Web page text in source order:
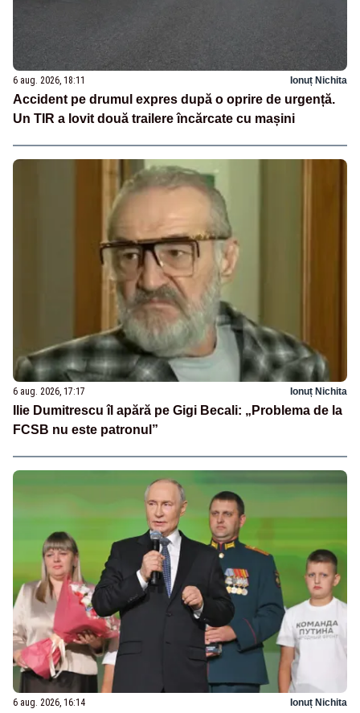
6 aug. 2026, 18:11 Ionuț Nichita
Accident pe drumul expres după o oprire de urgență.
Un TIR a lovit două trailere încărcate cu mașini
6 aug. 2026, 17:17 Ionuț Nichita
Ilie Dumitrescu îl apără pe Gigi Becali: „Problema de la
FCSB nu este patronul”
6 aug. 2026, 16:14 Ionuț Nichita